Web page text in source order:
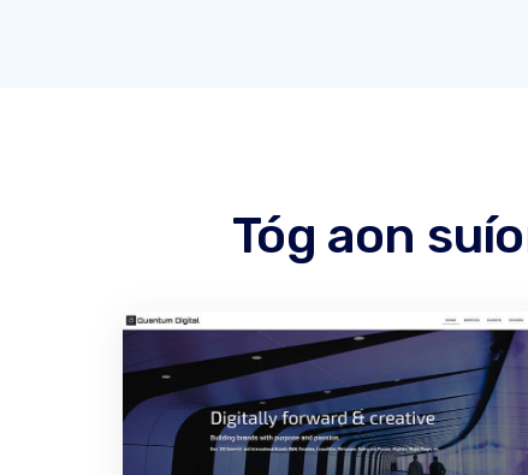
Tóg aon